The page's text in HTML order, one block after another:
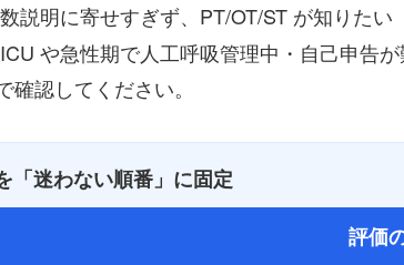
説明に寄せすぎず、PT/OT/ST が知りたい
や急性期で人工呼吸管理中・自己申告
認してください。
「迷わない順番」に固定
評価